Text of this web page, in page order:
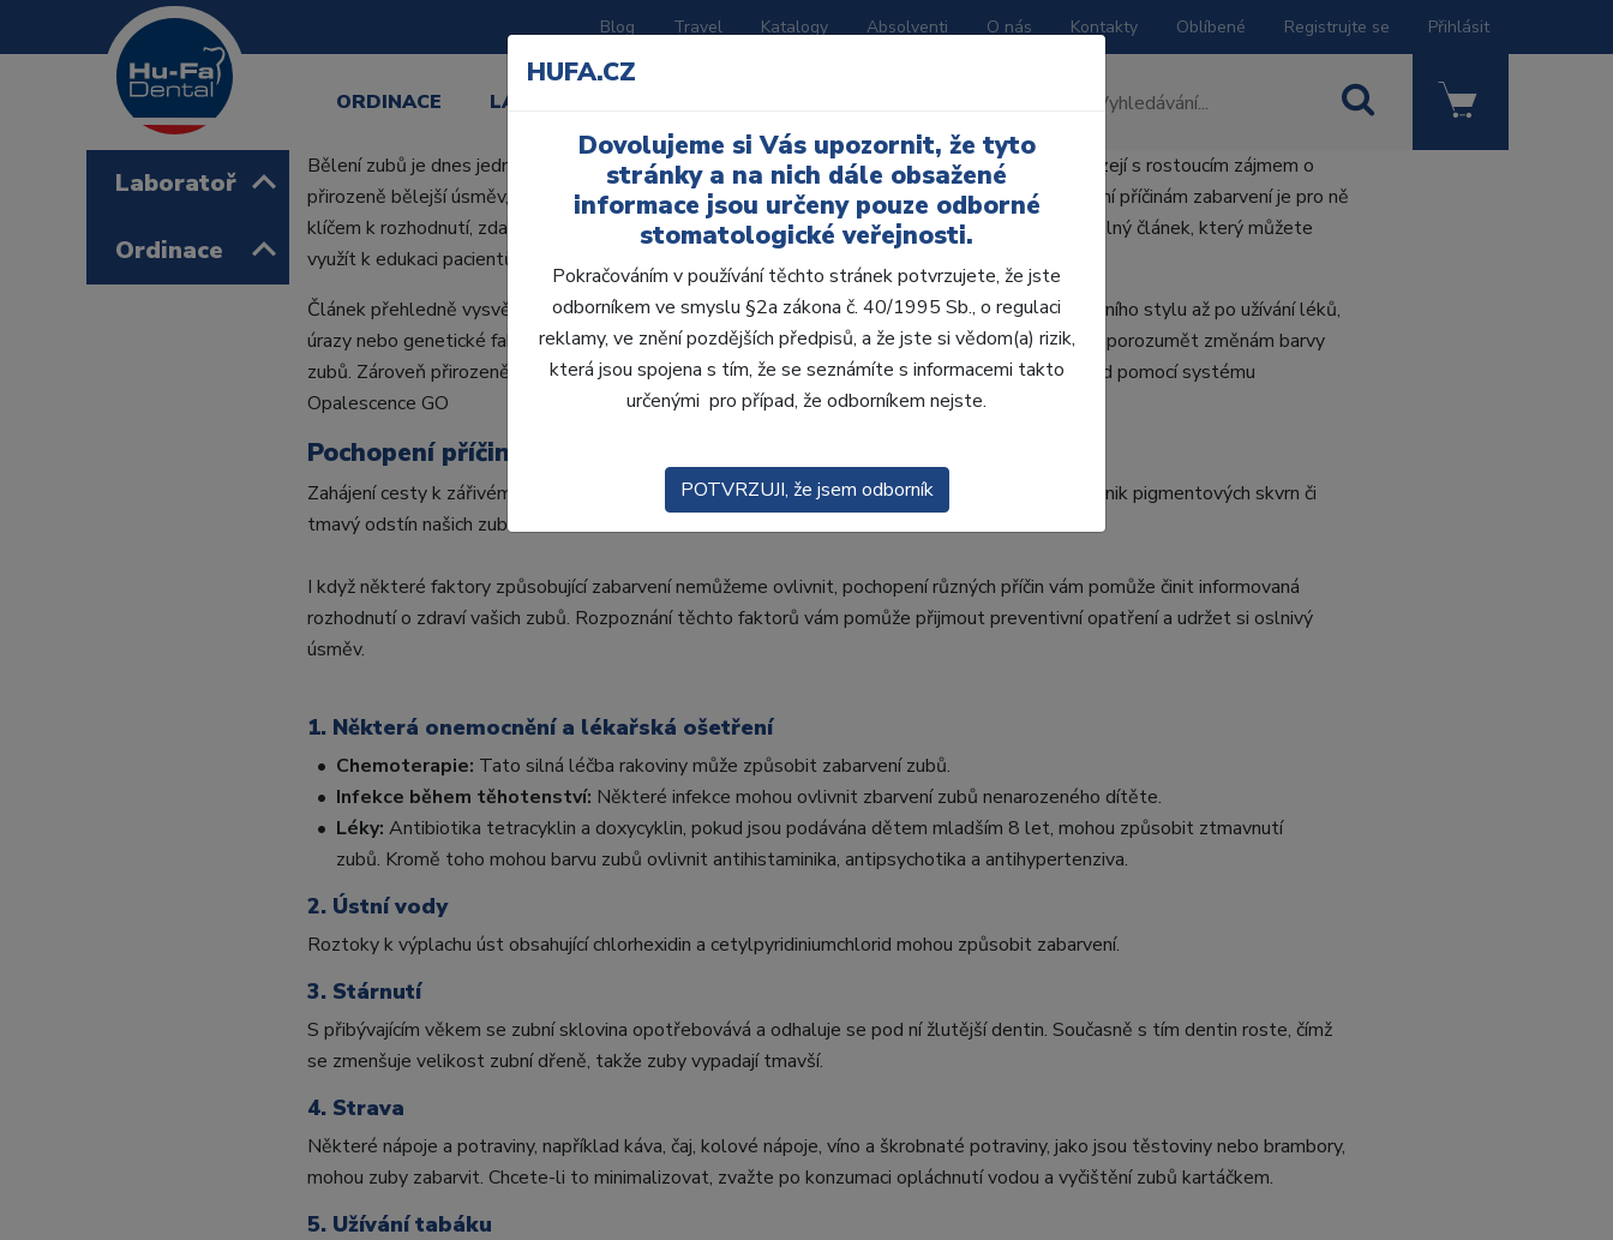
Blog Travel Katalogy Absolventi O nás Kontakty Oblíbené Registrujte se Přihlásit
ORDINACE LABORATOŘ
Laboratoř
Ordinace
Bělení zubů je dnes jedním z nejžádanějších estetických zákroků v zubní ordinaci. Pacienti přicházejí s rostoucím zájmem o
přirozeně bělejší úsměv, a často se zároveň ptají, proč dochází ke změně barvy zubů. Porozumění příčinám zabarvení je pro ně
klíčem k rozhodnutí, zda a jaký typ bělení zvolit. Proto jsme pro vás připravili krátký a srozumitelný článek, který můžete
využít k edukaci pacientů přímo v ordinaci nebo jako doplněk vaší komunikace.
Článek přehledně vysvětluje nejčastější příčiny zabarvení zubů – od vlivů stárnutí, stravy a životního stylu až po užívání léků,
úrazy nebo genetické faktory. Slouží jako jednoduchý edukační nástroj, který pomůže pacientům porozumět změnám barvy
zubů. Zároveň přirozeně otevírá prostor k diskuzi o možnostech profesionálního bělení, například pomocí systému
Opalescence GO
Pochopení příčin zabarvení zubů
Zahájení cesty k zářivému úsměvu začíná pochopením různých faktorů, které mohou způsobit vznik pigmentových skvrn či
tmavý odstín našich zubů.
I když některé faktory způsobující zabarvení nemůžeme ovlivnit, pochopení různých příčin vám pomůže činit informovaná
rozhodnutí o zdraví vašich zubů. Rozpoznání těchto faktorů vám pomůže přijmout preventivní opatření a udržet si oslnivý
úsměv.
1. Některá onemocnění a lékařská ošetření
• Chemoterapie: Tato silná léčba rakoviny může způsobit zabarvení zubů.
• Infekce během těhotenství: Některé infekce mohou ovlivnit zbarvení zubů nenarozeného dítěte.
• Léky: Antibiotika tetracyklin a doxycyklin, pokud jsou podávána dětem mladším 8 let, mohou způsobit ztmavnutí
zubů. Kromě toho mohou barvu zubů ovlivnit antihistaminika, antipsychotika a antihypertenziva.
2. Ústní vody
Roztoky k výplachu úst obsahující chlorhexidin a cetylpyridiniumchlorid mohou způsobit zabarvení.
3. Stárnutí
S přibývajícím věkem se zubní sklovina opotřebovává a odhaluje se pod ní žlutější dentin. Současně s tím dentin roste, čímž
se zmenšuje velikost zubní dřeně, takže zuby vypadají tmavší.
4. Strava
Některé nápoje a potraviny, například káva, čaj, kolové nápoje, víno a škrobnaté potraviny, jako jsou těstoviny nebo brambory,
mohou zuby zabarvit. Chcete-li to minimalizovat, zvažte po konzumaci opláchnutí vodou a vyčištění zubů kartáčkem.
5. Užívání tabáku
HUFA.CZ
Dovolujeme si Vás upozornit, že tyto
stránky a na nich dále obsažené
informace jsou určeny pouze odborné
stomatologické veřejnosti.
Pokračováním v používání těchto stránek potvrzujete, že jste
odborníkem ve smyslu §2a zákona č. 40/1995 Sb., o regulaci
reklamy, ve znění pozdějších předpisů, a že jste si vědom(a) rizik,
která jsou spojena s tím, že se seznámíte s informacemi takto
určenými pro případ, že odborníkem nejste.
POTVRZUJI, že jsem odborník